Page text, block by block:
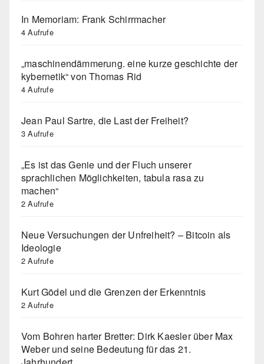
In Memoriam: Frank Schirrmacher
4 Aufrufe
„maschinendämmerung. eine kurze geschichte der
kybernetik“ von Thomas Rid
4 Aufrufe
Jean Paul Sartre, die Last der Freiheit?
3 Aufrufe
„Es ist das Genie und der Fluch unserer
sprachlichen Möglichkeiten, tabula rasa zu
machen“
2 Aufrufe
Neue Versuchungen der Unfreiheit? – Bitcoin als
Ideologie
2 Aufrufe
Kurt Gödel und die Grenzen der Erkenntnis
2 Aufrufe
Vom Bohren harter Bretter: Dirk Kaesler über Max
Weber und seine Bedeutung für das 21.